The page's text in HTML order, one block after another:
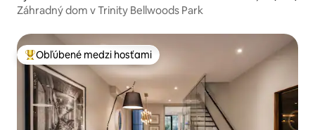
Záhradný dom v Trinity Bellwoods Park
Najobľúbenejšie medzi hosťami
Obľúbené medzi hosťami